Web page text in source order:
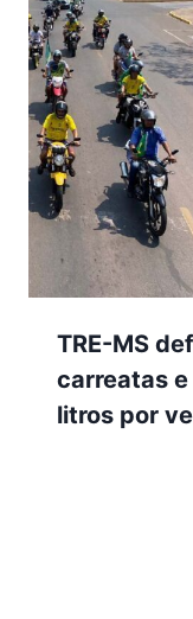
TRE-MS
carreatas
litros por